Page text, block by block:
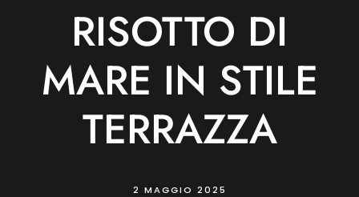
RISOTTO DI
MARE IN STILE
TERRAZZA
2 MAGGIO 2025